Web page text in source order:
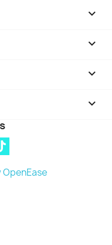



keyboard_arrow_down